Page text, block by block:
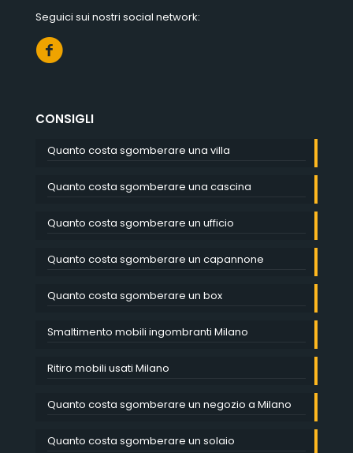
Seguici sui nostri social network:
CONSIGLI
Quanto costa sgomberare una villa
Quanto costa sgomberare una cascina
Quanto costa sgomberare un ufficio
Quanto costa sgomberare un capannone
Quanto costa sgomberare un box
Smaltimento mobili ingombranti Milano
Ritiro mobili usati Milano
Quanto costa sgomberare un negozio a Milano
Quanto costa sgomberare un solaio